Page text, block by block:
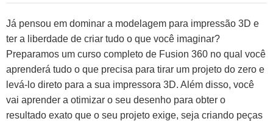
Já pensou em dominar a modelagem para impressão 3D e
ter a liberdade de criar tudo o que você imaginar?
Preparamos um curso completo de Fusion 360 no qual você
aprenderá tudo o que precisa para tirar um projeto do zero e
levá-lo direto para a sua impressora 3D. Além disso, você
vai aprender a otimizar o seu desenho para obter o
resultado exato que o seu projeto exige, seja criando peças